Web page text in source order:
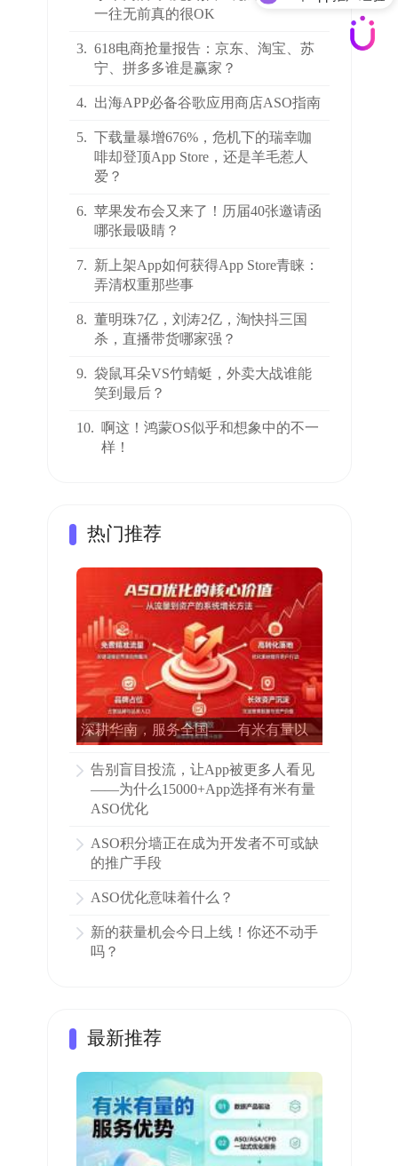
一往无前真的很OK
3. 618电商抢量报告：京东、淘宝、苏
宁、拼多多谁是赢家？
4. 出海APP必备谷歌应用商店ASO指南
5. 下载量暴增676%，危机下的瑞幸咖
啡却登顶App Store，还是羊毛惹人
爱？
6. 苹果发布会又来了！历届40张邀请函
哪张最吸睛？
7. 新上架App如何获得App Store青睐：
弄清权重那些事
8. 董明珠7亿，刘涛2亿，淘快抖三国
杀，直播带货哪家强？
9. 袋鼠耳朵VS竹蜻蜓，外卖大战谁能
笑到最后？
10. 啊这！鸿蒙OS似乎和想象中的不一
样！
热门推荐
深耕华南，服务全国——有米有量以
告别盲目投流，让App被更多人看见
——为什么15000+App选择有米有量
ASO优化
ASO积分墙正在成为开发者不可或缺
的推广手段
ASO优化意味着什么？
新的获量机会今日上线！你还不动手
吗？
最新推荐
ASO全案优化